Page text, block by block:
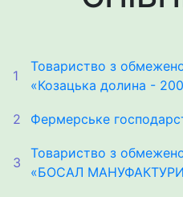
1
Товариство з
«Козацька долина -
2 Фермерське
3
Товариство з
«БОСАЛ